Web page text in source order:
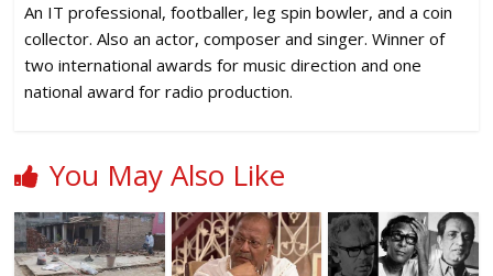
An IT professional, footballer, leg spin bowler, and a coin
collector. Also an actor, composer and singer. Winner of
two international awards for music direction and one
national award for radio production.
You May Also Like